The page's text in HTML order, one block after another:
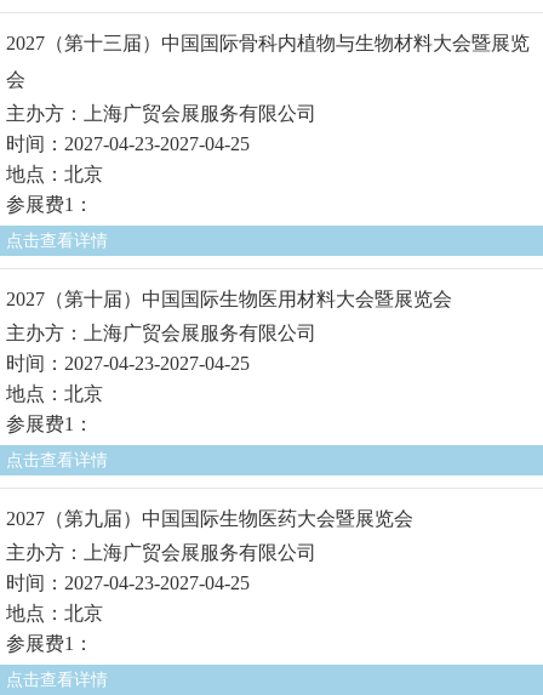
2027（第十三届）中国国际骨科内植物与生物材料大会暨展览
会
主办方：上海广贸会展服务有限公司
时间：2027-04-23-2027-04-25
地点：北京
参展费1：
点击查看详情
2027（第十届）中国国际生物医用材料大会暨展览会
主办方：上海广贸会展服务有限公司
时间：2027-04-23-2027-04-25
地点：北京
参展费1：
点击查看详情
2027（第九届）中国国际生物医药大会暨展览会
主办方：上海广贸会展服务有限公司
时间：2027-04-23-2027-04-25
地点：北京
参展费1：
点击查看详情